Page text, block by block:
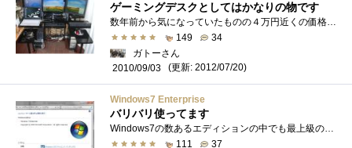
ゲーミングデスクとしてはかなりの物です
数年前から気になっていたものの４万円近くの価格だったため躊躇していたところ、価格改定で２万円代にまで値下がりしたため購入しました。�...
149
34
ガトーさん
2010/09/03
(更新: 2012/07/20)
Windows7 Enterprise
バリバリ使ってます
Windows7の数あるエディションの中でも最上級のエディション。市販ではUltimateまでだが、ソフトウェアアシュアランスの契約によりEnterpriseEditionが�...
111
37